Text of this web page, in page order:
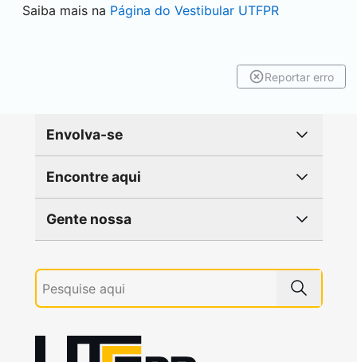
Saiba mais na Página do Vestibular UTFPR
Reportar erro
Envolva-se
Encontre aqui
Gente nossa